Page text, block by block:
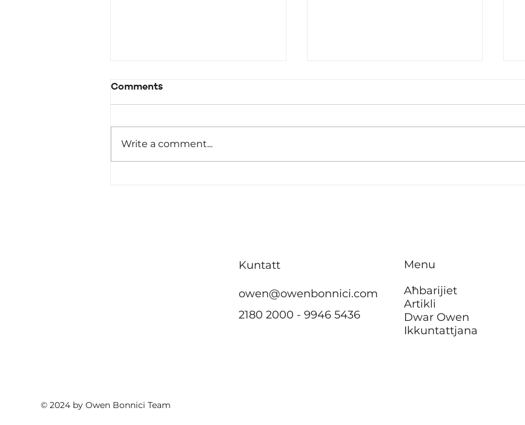
Awtorità tad-Djar
Comments
Write a comment...
© 2024 by Owen Bonnici Team
Kuntatt
owen@owenbonnici.com
2180 2000 - 9946 5436
Menu
Aħbarijiet
Artikli
Dwar Owen
Ikkuntattjana